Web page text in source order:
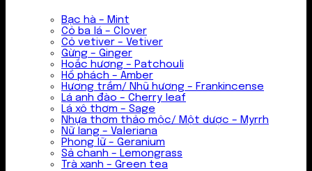
Bạc hà – Mint
Cỏ ba lá – Clover
Cỏ vetiver – Vetiver
Gừng – Ginger
Hoắc hương – Patchouli
Hổ phách – Amber
Hương trầm/ Nhũ hương – Frankincense
Lá anh đào – Cherry leaf
Lá xô thơm – Sage
Nhựa thơm thảo mộc/ Một dược – Myrrh
Nữ lang – Valeriana
Phong lữ – Geranium
Sả chanh – Lemongrass
Trà xanh – Green tea